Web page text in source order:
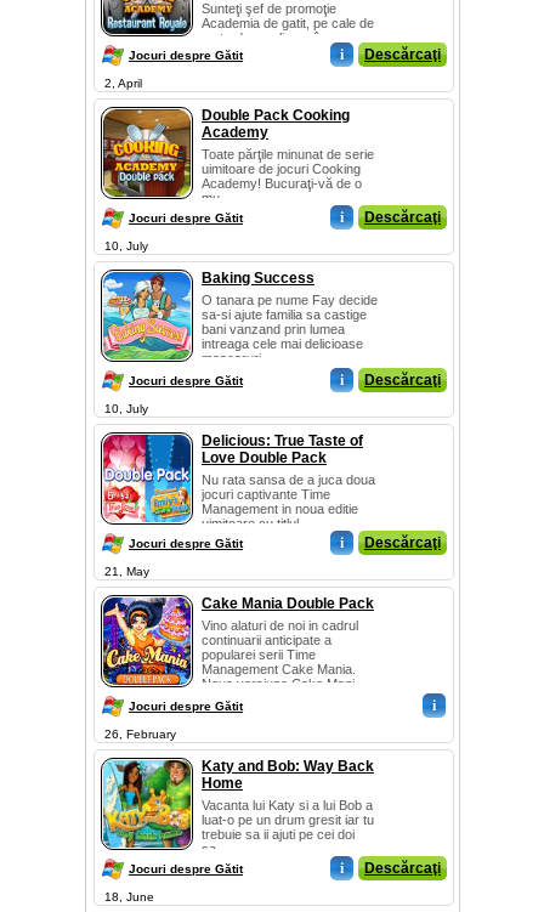
Sunteţi şef de promoţie
Academia de gatit, pe cale de
a stardom culinare în
Academia de...
Jocuri despre Gătit i Descărcaţi
2, April
Double Pack Cooking
Academy
Toate părţile minunat de serie
uimitoare de jocuri Cooking
Academy! Bucuraţi-vă de o
mu...
Jocuri despre Gătit i Descărcaţi
10, July
Baking Success
O tanara pe nume Fay decide
sa-si ajute familia sa castige
bani vanzand prin lumea
intreaga cele mai delicioase
mancaruri....
Jocuri despre Gătit i Descărcaţi
10, July
Delicious: True Taste of
Love Double Pack
Nu rata sansa de a juca doua
jocuri captivante Time
Management in noua editie
uimitoare cu titlul...
Jocuri despre Gătit i Descărcaţi
21, May
Cake Mania Double Pack
Vino alaturi de noi in cadrul
continuarii anticipate a
popularei serii Time
Management Cake Mania.
Noua versiune Cake Mani...
Jocuri despre Gătit i
26, February
Katy and Bob: Way Back
Home
Vacanta lui Katy si a lui Bob a
luat-o pe un drum gresit iar tu
trebuie sa ii ajuti pe cei doi
sa...
Jocuri despre Gătit i Descărcaţi
18, June